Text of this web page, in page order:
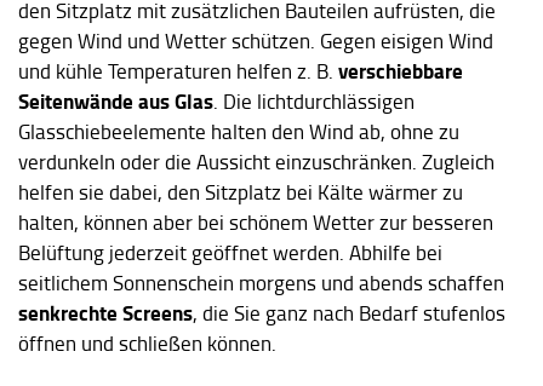
den Sitzplatz mit zusätzlichen Bauteilen aufrüsten, die
gegen Wind und Wetter schützen. Gegen eisigen Wind
und kühle Temperaturen helfen z. B. verschiebbare
Seitenwände aus Glas. Die lichtdurchlässigen
Glasschiebeelemente halten den Wind ab, ohne zu
verdunkeln oder die Aussicht einzuschränken. Zugleich
helfen sie dabei, den Sitzplatz bei Kälte wärmer zu
halten, können aber bei schönem Wetter zur besseren
Belüftung jederzeit geöffnet werden. Abhilfe bei
seitlichem Sonnenschein morgens und abends schaffen
senkrechte Screens, die Sie ganz nach Bedarf stufenlos
öffnen und schließen können.